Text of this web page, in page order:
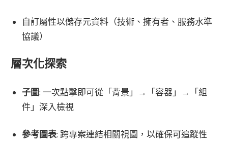
自訂屬性以儲存元資料（技術、擁有者、服務水準
協議）
層次化探索
子圖: 一次點擊即可從「背景」→「容器」→「組
件」深入檢視
參考圖表: 跨專案連結相關視圖，以確保可追蹤性